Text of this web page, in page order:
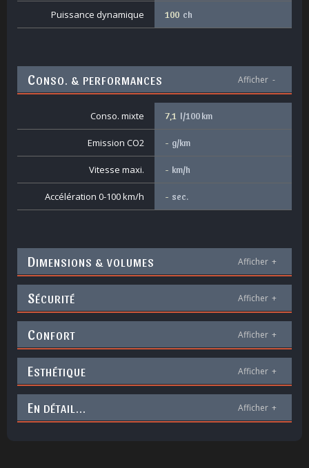
Puissance dynamique 100 ch
CONSO. & PERFORMANCES Afficher -
Conso. mixte 7,1 l/100 km
Emission CO2 - g/km
Vitesse maxi. - km/h
Accélération 0-100 km/h - sec.
DIMENSIONS & VOLUMES Afficher +
SÉCURITÉ Afficher +
CONFORT Afficher +
ESTHÉTIQUE Afficher +
EN DÉTAIL... Afficher +